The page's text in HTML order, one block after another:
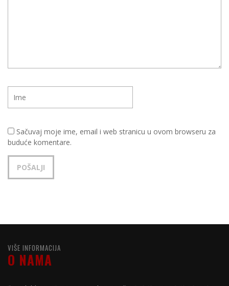
Sačuvaj moje ime, email i web stranicu u ovom browseru za
buduće komentare.
VIŠE INFORMACIJA
O NAMA